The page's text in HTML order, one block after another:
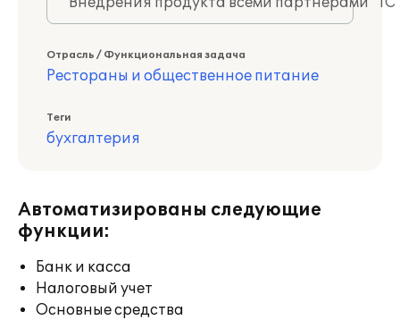
Отрасль / Функциональная задача
Рестораны и общественное питание
Теги
бухгалтерия
Автоматизированы следующие
функции:
Банк и касса
Налоговый учет
Основные средства